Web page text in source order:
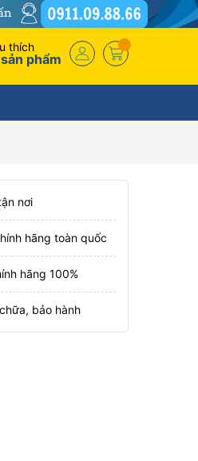
thích
sản phẩm
nơi
hãng toàn quốc
hãng 100%
bảo hành